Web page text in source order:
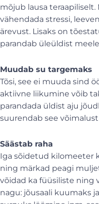
mõjub lausa
vähendada stressi,
ärevust. Lisaks on
parandab üleüldist
Muudab su targemaks
Tõsi, see ei muuda sind
aktiivne liikumine võib
parandada üldist aju
suurendab see
Säästab raha
Iga sõidetud kilomeeter
ning märkad peagi
võidad ka füüsiliste ning
nagu: jõusaali kuumaks